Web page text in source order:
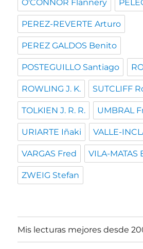
O'CONNOR Flannery
PEREZ-REVERTE Arturo
PEREZ GALDOS Benito
POSTEGUILLO Santiago
ROWLING J. K. SUTCLIFF
TOLKIEN J. R. R. UMBRAL
URIARTE Iñaki VALLE-
VARGAS Fred VILA-MATAS
ZWEIG Stefan
Mis lecturas mejores desde